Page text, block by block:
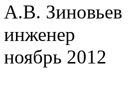
А.В. Зиновьев
инженер
ноябрь 2012